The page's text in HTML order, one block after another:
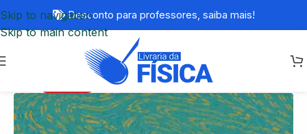
Skip to navigation
Skip to main content
Desconto para professores, saiba mais!